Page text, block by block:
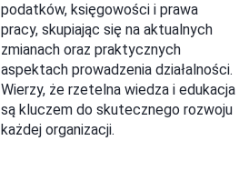
podatków, księgowości i prawa
pracy, skupiając się na aktualnych
zmianach oraz praktycznych
aspektach prowadzenia działalności.
Wierzy, że rzetelna wiedza i edukacja
są kluczem do skutecznego rozwoju
każdej organizacji.